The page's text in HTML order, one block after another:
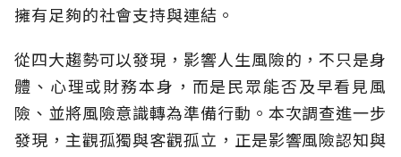
擁有足夠的社會支持與連結。
從四大趨勢可以發現，影響人生風險的，不只是身
體、心理或財務本身，而是民眾能否及早看見風
險、並將風險意識轉為準備行動。本次調查進一步
發現，主觀孤獨與客觀孤立，正是影響風險認知與